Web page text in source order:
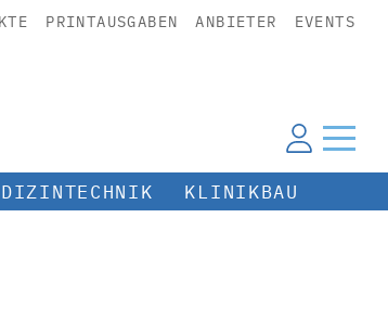
PRINTAUSGABEN ANBIETER EVENTS
KLINIKBAU